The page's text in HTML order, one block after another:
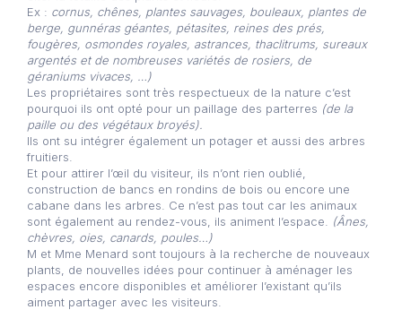
Ex : cornus, chênes, plantes sauvages, bouleaux, plantes de
berge, gunnéras géantes, pétasites, reines des prés,
fougères, osmondes royales, astrances, thaclitrums, sureaux
argentés et de nombreuses variétés de rosiers, de
géraniums vivaces, …)
Les propriétaires sont très respectueux de la nature c’est
pourquoi ils ont opté pour un paillage des parterres (de la
paille ou des végétaux broyés).
Ils ont su intégrer également un potager et aussi des arbres
fruitiers.
Et pour attirer l’œil du visiteur, ils n’ont rien oublié,
construction de bancs en rondins de bois ou encore une
cabane dans les arbres. Ce n’est pas tout car les animaux
sont également au rendez-vous, ils animent l’espace.
(Ânes,
chèvres, oies, canards, poules…)
M et Mme Menard sont toujours à la recherche de nouveaux
plants, de nouvelles idées pour continuer à aménager les
espaces encore disponibles et améliorer l’existant qu’ils
aiment partager avec les visiteurs.